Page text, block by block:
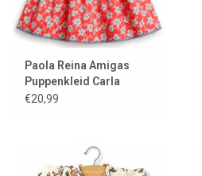
Paola Reina Amigas
Puppenkleid Carla
€20,99